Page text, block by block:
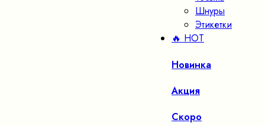
Шнуры
Этикетки
🔥 HOT
Новинка
Акция
Скоро